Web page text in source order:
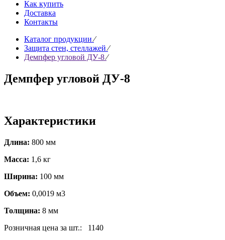
Как купить
Доставка
Контакты
Каталог продукции ∕
Защита стен, стеллажей ∕
Демпфер угловой ДУ-8∕
Демпфер угловой ДУ-8
Характеристики
Длина: 800 мм
Масса: 1,6 кг
Ширина: 100 мм
Объем: 0,0019 м3
Толщина: 8 мм
Розничная цена за шт.: 1140